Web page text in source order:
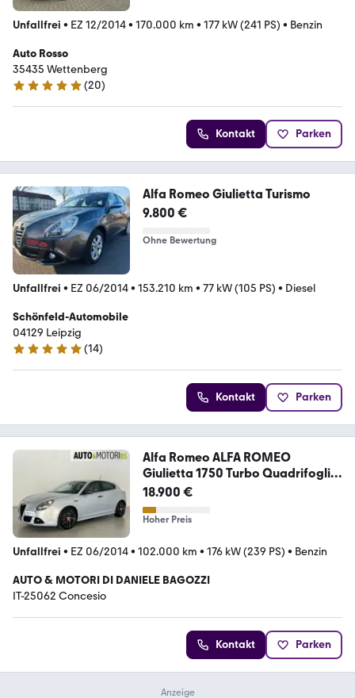
Unfallfrei • EZ 12/2014• 170.000 km • 177 kW (241 PS) • Benzin
Auto Rosso
35435 Wettenberg
5 Sterne
(20)
Kontakt Parken
Alfa Romeo Giulietta Turismo
9.800 €
Ohne Bewertung
Unfallfrei • EZ 06/2014• 153.210 km • 77 kW (105 PS) • Diesel
Schönfeld-Automobile
04129 Leipzig
5 Sterne
(14)
Kontakt Parken
Alfa Romeo ALFA ROMEO
Giulietta 1750 Turbo Quadrifoglio
Ver
18.900 €
Hoher Preis
Unfallfrei • EZ 06/2014• 102.000 km • 176 kW (239 PS) • Benzin
AUTO & MOTORI DI DANIELE BAGOZZI
IT-25062 Concesio
Kontakt Parken